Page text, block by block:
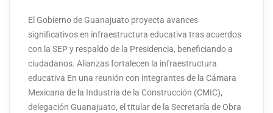
El Gobierno de Guanajuato proyecta avances
significativos en infraestructura educativa tras acuerdos
con la SEP y respaldo de la Presidencia, beneficiando a
ciudadanos. Alianzas fortalecen la infraestructura
educativa En una reunión con integrantes de la Cámara
Mexicana de la Industria de la Construcción (CMIC),
delegación Guanajuato, el titular de la Secretaría de Obra